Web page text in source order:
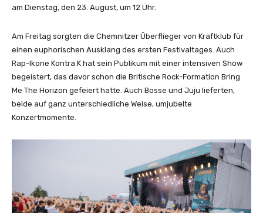
am Dienstag, den 23. August, um 12 Uhr.
Am Freitag sorgten die Chemnitzer Überflieger von Kraftklub für
einen euphorischen Ausklang des ersten Festivaltages. Auch
Rap-Ikone Kontra K hat sein Publikum mit einer intensiven Show
begeistert, das davor schon die Britische Rock-Formation Bring
Me The Horizon gefeiert hatte. Auch Bosse und Juju lieferten,
beide auf ganz unterschiedliche Weise, umjubelte
Konzertmomente.